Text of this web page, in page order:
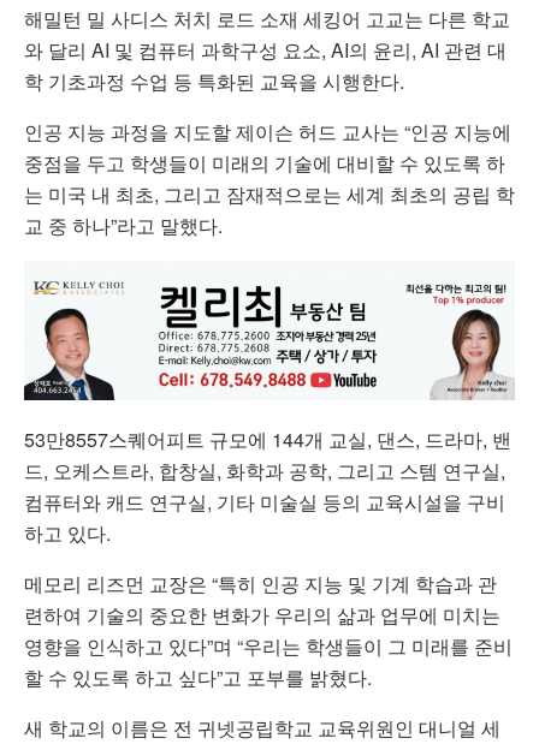
해밀턴 밀 사디스 처치 로드 소재 세킹어 고교는 다른 학교
와 달리 AI 및 컴퓨터 과학구성 요소, AI의 윤리, AI 관련 대
학 기초과정 수업 등 특화된 교육을 시행한다.
인공 지능 과정을 지도할 제이슨 허드 교사는 “인공 지능에
중점을 두고 학생들이 미래의 기술에 대비할 수 있도록 하
는 미국 내 최초, 그리고 잠재적으로는 세계 최초의 공립 학
교 중 하나”라고 말했다.
53만8557스퀘어피트 규모에 144개 교실, 댄스, 드라마, 밴
드, 오케스트라, 합창실, 화학과 공학, 그리고 스템 연구실,
컴퓨터와 캐드 연구실, 기타 미술실 등의 교육시설을 구비
하고 있다.
메모리 리즈먼 교장은 “특히 인공 지능 및 기계 학습과 관
련하여 기술의 중요한 변화가 우리의 삶과 업무에 미치는
영향을 인식하고 있다”며 “우리는 학생들이 그 미래를 준비
할 수 있도록 하고 싶다”고 포부를 밝혔다.
새 학교의 이름은 전 귀넷공립학교 교육위원인 대니얼 세